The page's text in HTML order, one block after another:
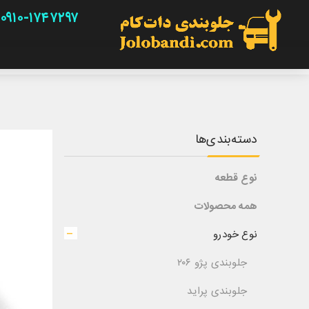
۰۹۱۰-۱۷۴۷۲۹۷
دسته‌بندی‌ها
نوع قطعه
همه محصولات
نوع خودرو
جلوبندی پژو ۲۰۶
جلوبندی پراید